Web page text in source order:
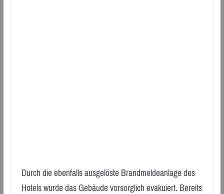
Durch die ebenfalls ausgelöste Brandmeldeanlage des
Hotels wurde das Gebäude vorsorglich evakuiert. Bereits